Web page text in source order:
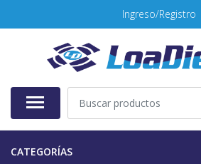
Ingreso/Registro
CATEGORÍAS